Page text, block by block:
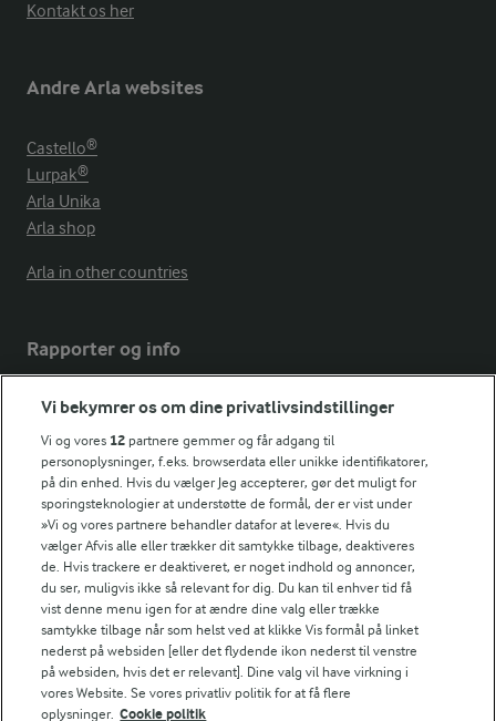
Kontakt os her
Andre Arla websites
Castello®
Lurpak®
Arla Unika
Arla shop
Arla in other countries
Rapporter og info
Årsrapport
FarmAhead™ Check rapport
Andelshaverinfo: Mælkepris
Fødevarestyrelsens smiley-rapporter for Arla Foods
Fødevarestyrelsens smiley-rapporter for Jörd
Fødevarestyrelsens smiley-rapporter for Lurpak PB
Følg
Vi bekymrer os om dine privatlivsindstillinger
Vi og vores 12 partnere gemmer og får adgang til
personoplysninger, f.eks. browserdata eller unikke identifikatorer,
på din enhed. Hvis du vælger Jeg accepterer, gør det muligt for
sporingsteknologier at understøtte de formål, der er vist under
»Vi og vores partnere behandler datafor at levere«. Hvis du
vælger Afvis alle eller trækker dit samtykke tilbage, deaktiveres
de. Hvis trackere er deaktiveret, er noget indhold og annoncer,
du ser, muligvis ikke så relevant for dig. Du kan til enhver tid få
vist denne menu igen for at ændre dine valg eller trække
samtykke tilbage når som helst ved at klikke Vis formål på linket
nederst på websiden [eller det flydende ikon nederst til venstre
på websiden, hvis det er relevant]. Dine valg vil have virkning i
vores Website. Se vores privatliv politik for at få flere
oplysninger. Cookie politik